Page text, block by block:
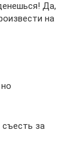
Да,
на
за